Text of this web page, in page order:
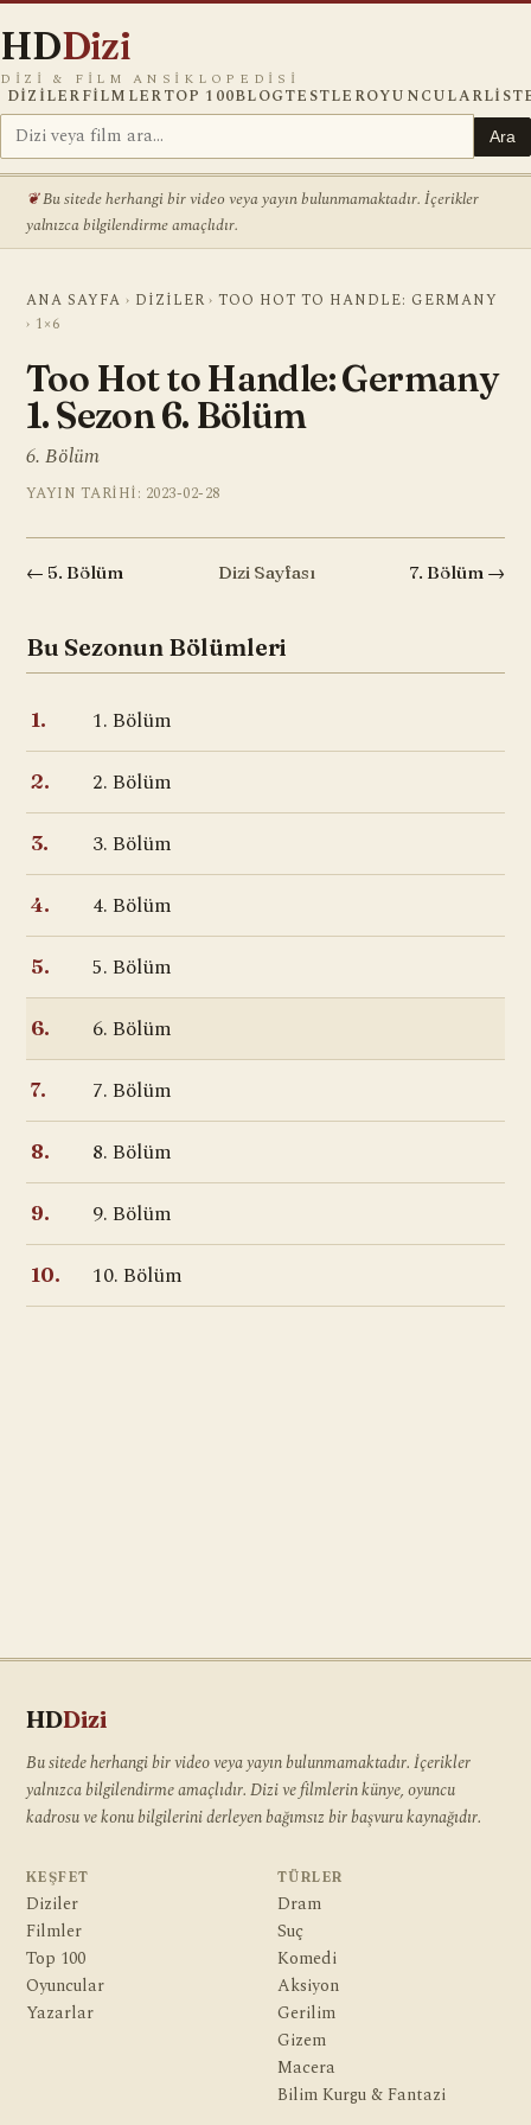
HDDizi
DIZI & FILM ANSIKLOPEDISI
DIZILERFILMLERTOP 100BLOGTESTLEROYUNCULAR
Ara
Bu sitede herhangi bir video veya yayın bulunmamaktadır. İçerikler
yalnızca bilgilendirme amaçlıdır.
ANA SAYFA › DIZILER › TOO HOT TO HANDLE: GERMANY
› 1×6
Too Hot to Handle: Germany
1. Sezon 6. Bölüm
6. Bölüm
YAYIN TARIHI: 2023-02-28
← 5. Bölüm Dizi Sayfası 7. Bölüm →
Bu Sezonun Bölümleri
1. 1. Bölüm
2. 2. Bölüm
3. 3. Bölüm
4. 4. Bölüm
5. 5. Bölüm
6. 6. Bölüm
7. 7. Bölüm
8. 8. Bölüm
9. 9. Bölüm
10. 10. Bölüm
HDDizi
Bu sitede herhangi bir video veya yayın bulunmamaktadır. İçerikler
yalnızca bilgilendirme amaçlıdır. Dizi ve filmlerin künye, oyuncu
kadrosu ve konu bilgilerini derleyen bağımsız bir başvuru kaynağıdır.
KEŞFET
Diziler
Filmler
Top 100
Oyuncular
Yazarlar
TÜRLER
Dram
Suç
Komedi
Aksiyon
Gerilim
Gizem
Macera
Bilim Kurgu & Fantazi